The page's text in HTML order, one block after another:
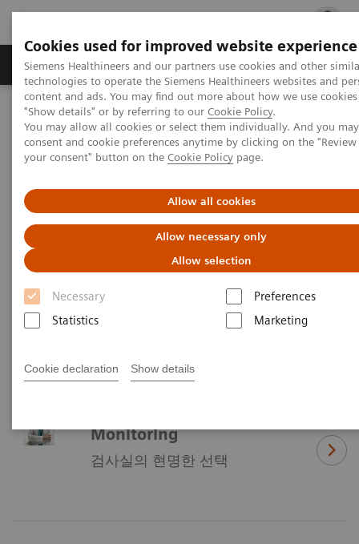
Cookies used for improved website experience
Siemens Healthineers and our partners use cookies and other
technologies to operate the Siemens Healthineers websites and
content and ads. You may find out more about how we use
"Show details" or by referring to our Cookie Policy.
You may allow all cookies or select them individually. And you
consent and cookie preferences anytime by clicking on the "Review
your consent" button on the Cookie Policy page.
Allow all cookies
Allow necessary only
Allow selection
Necessary
Preferences
Statistics
Marketing
Cookie declaration Show details
지멘스 헬시니어스(주) 채용 주요 제품
지멘스 헬시니어스(주)
Clinical Specialties & Diseases
Therapeutic Drug Monitoring
Therapeutic Drug Monitoring
지멘스 헬스케어 진단사업부는 모든 장비를 통해 종
합적인 치료적 약물농도 모니터링(TDM) 검사항목을
모든 장비를 통해 제공하고 있습니다. 이는 검증된 생
산성과 무한한 가능성을 보여주고 있습니다.
Monitoring
검사실의 현명한 선택